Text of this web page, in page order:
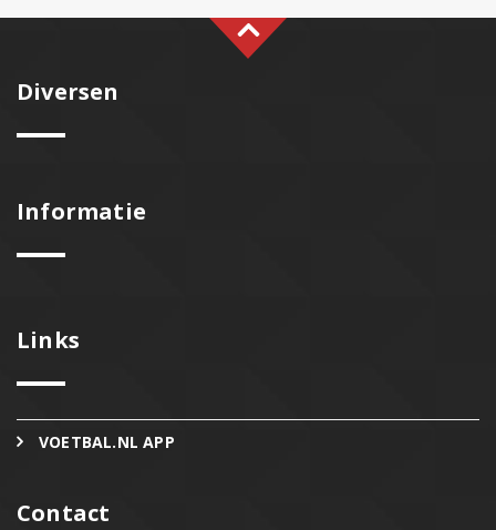
Diversen
Informatie
Links
VOETBAL.NL APP
Contact